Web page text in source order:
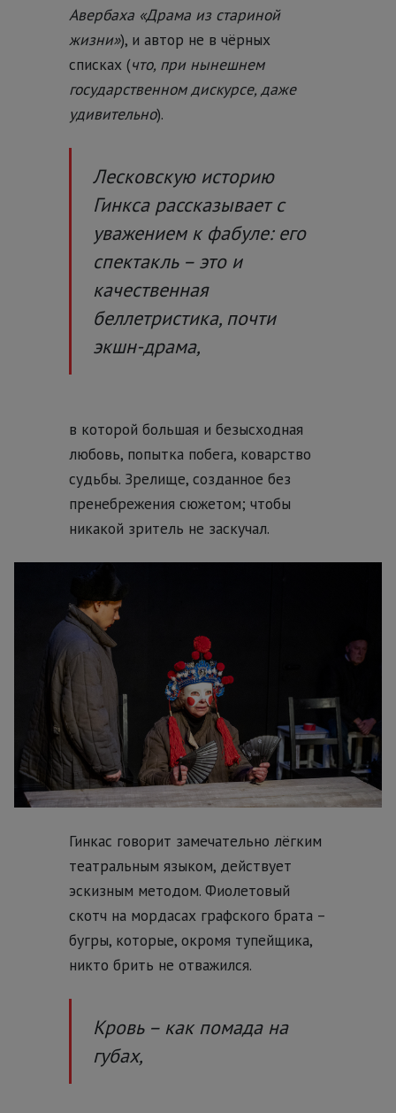
Авербаха «Драма из стариной
жизни»), и автор не в чёрных
списках (что, при нынешнем
государственном дискурсе, даже
удивительно).
Лесковскую историю
Гинкса рассказывает с
уважением к фабуле: его
спектакль – это и
качественная
беллетристика, почти
экшн-драма,
в которой большая и безысходная
любовь, попытка побега, коварство
судьбы. Зрелище, созданное без
пренебрежения сюжетом; чтобы
никакой зритель не заскучал.
Гинкас говорит замечательно лёгким
театральным языком, действует
эскизным методом. Фиолетовый
скотч на мордасах графского брата –
бугры, которые, окромя тупейщика,
никто брить не отважился.
Кровь – как помада на
губах,